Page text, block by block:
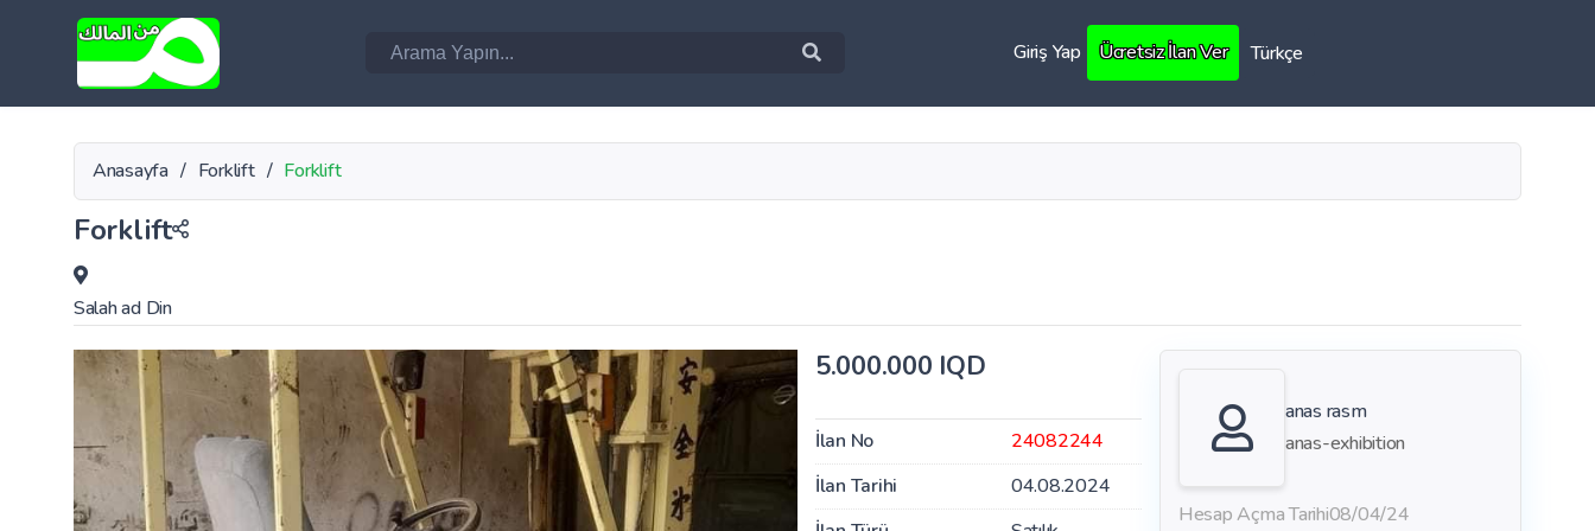
Giriş Yap Ücretsiz İlan Ver Türkçe
Anasayfa / Forklift / Forklift
Forklift
Salah ad Din
5.000.000 IQD
İlan No
24082244
İlan Tarihi
04.08.2024
anas rasm
anas-exhibition
Hesap Açma Tarihi08/04/24